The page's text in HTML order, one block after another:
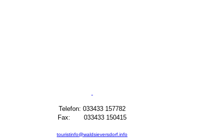
Telefon: 033433 157782
Fax: 033433 150415
touristinfo@waldsieversdorf.info